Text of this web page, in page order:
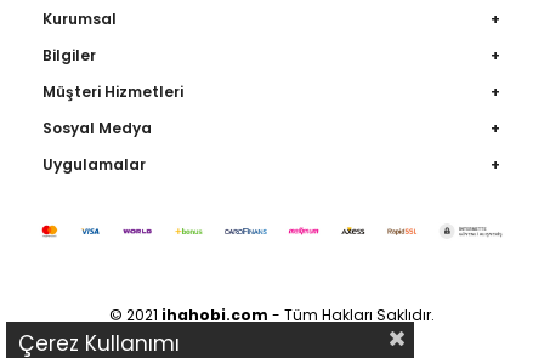
Kurumsal
Bilgiler
Müşteri Hizmetleri
Sosyal Medya
Uygulamalar
© 2021 ihahobi.com - Tüm Hakları Saklıdır.
Çerez Kullanımı